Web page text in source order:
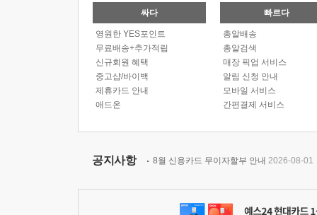
싸다
영원한 YES포인트
무료배송+추가적립
신규회원 혜택
중고샵/바이백
제휴카드 안내
애드온
빠르다
총알배송
총알검색
매장 픽업 서비스
알림 신청 안내
모바일 서비스
간편결제 서비스
공지사항 8월 신용카드 무이자할부 안내 2026-08-01